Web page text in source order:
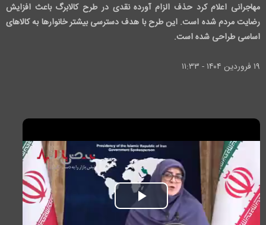
مهاجرانی اعلام کرد حذف الزام آورده نقدی در طرح کالابرگ باعث افزایش
رضایت مردم شده است. این طرح با هدف دسترسی بیشتر خانوارها به کالاهای
اساسی طراحی شده است.
۱۹ فروردين ۱۴۰۴ - ۱۱:۳۳
P